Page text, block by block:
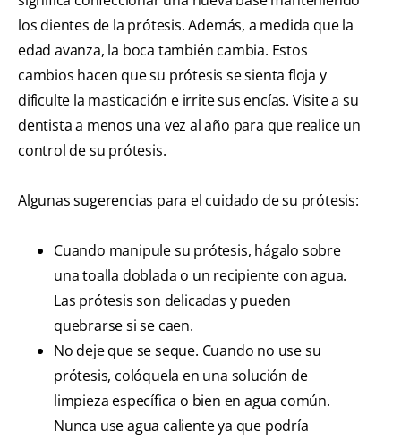
los dientes de la prótesis. Además, a medida que la
edad avanza, la boca también cambia. Estos
cambios hacen que su prótesis se sienta floja y
dificulte la masticación e irrite sus encías. Visite a su
dentista a menos una vez al año para que realice un
control de su prótesis.
Algunas sugerencias para el cuidado de su prótesis:
Cuando manipule su prótesis, hágalo sobre
una toalla doblada o un recipiente con agua.
Las prótesis son delicadas y pueden
quebrarse si se caen.
No deje que se seque. Cuando no use su
prótesis, colóquela en una solución de
limpieza específica o bien en agua común.
Nunca use agua caliente ya que podría